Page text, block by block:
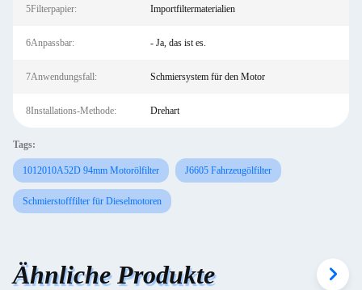
5Filterpapier: Importfiltermaterialien
6Anpassbar: - Ja, das ist es.
7Anwendungsfall: Schmiersystem für den Motor
8Installations-Methode: Drehart
Tags:
1012010A52D 94mm Motorölfilter J6605 Fahrzeugölfilter
Schmierstofffilter für Dieselmotoren
Ähnliche Produkte